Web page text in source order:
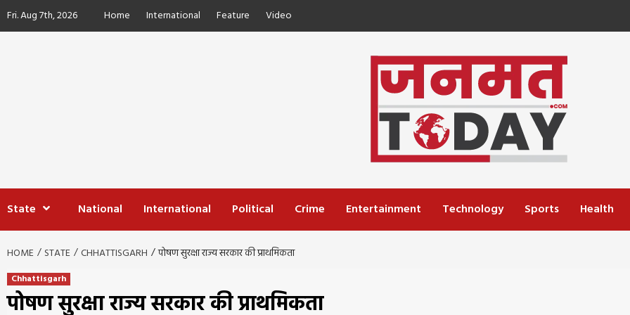
Skip
toFri. Aug 7th, 2026 Home International Feature Video
State National International Political Crime Entertainment Technology Sports Health
HOME STATE CHHATTISGARH पोषण सुरक्षा राज्य सरकार की प्राथमिकता
Chhattisgarh
पोषण सुरक्षा राज्य सरकार की प्राथमिकता